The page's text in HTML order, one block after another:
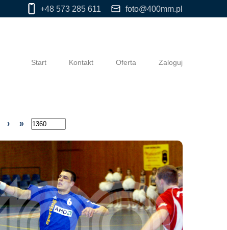
+48 573 285 611 foto@400mm.pl
Start Kontakt Oferta Zaloguj
› »